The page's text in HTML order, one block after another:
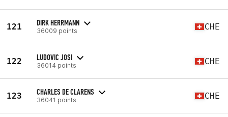
121 DIRK HERRMANN
36009 points CHE
122 LUDOVIC JOSI
36014 points CHE
123 CHARLES DE CLARENS
36041 points CHE